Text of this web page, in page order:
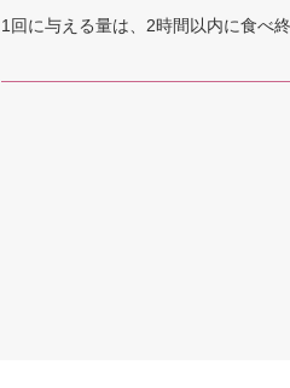
1回に与える量は、2時間以内に食べ